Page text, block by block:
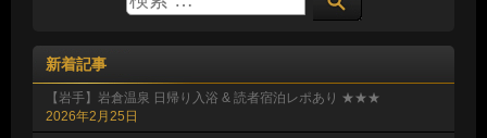
新着記事
【岩手】岩倉温泉 日帰り入浴 & 読者宿泊レポあり ★★★
2026年2月25日